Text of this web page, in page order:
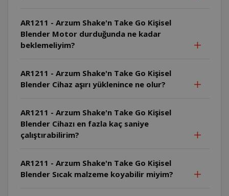
AR1211 - Arzum Shake'n Take Go Kişisel
Blender Motor durduğunda ne kadar
beklemeliyim?
AR1211 - Arzum Shake'n Take Go Kişisel
Blender Cihaz aşırı yüklenince ne olur?
AR1211 - Arzum Shake'n Take Go Kişisel
Blender Cihazı en fazla kaç saniye
çalıştırabilirim?
AR1211 - Arzum Shake'n Take Go Kişisel
Blender Sıcak malzeme koyabilir miyim?